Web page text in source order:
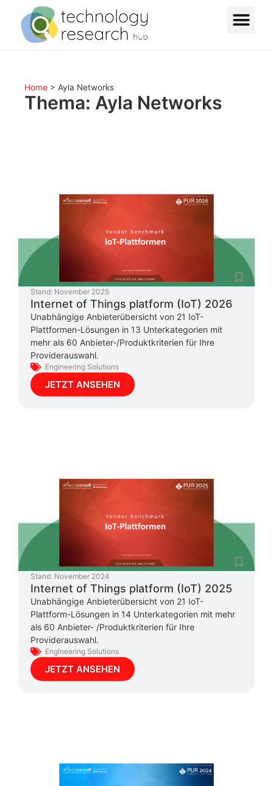
Home > Ayla Networks
Thema: Ayla Networks
Stand: November 2025
Internet of Things platform (IoT) 2026
Unabhängige Anbieterübersicht von 21 IoT-
Plattformen-Lösungen in 13 Unterkategorien mit
mehr als 60 Anbieter-/Produktkriterien für Ihre
Providerauswahl.
Engineering Solutions
JETZT ANSEHEN
Stand: November 2024
Internet of Things platform (IoT) 2025
Unabhängige Anbieterübersicht von 21 IoT-
Plattform-Lösungen in 14 Unterkategorien mit mehr
als 60 Anbieter- /Produktkriterien für Ihre
Providerauswahl.
Engineering Solutions
JETZT ANSEHEN